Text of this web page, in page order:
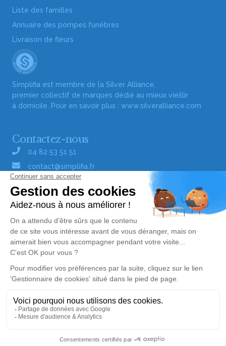
Alerte décès 62
Liste des familles
Annuaire des pompes funèbres
Livraison de fleurs
Simplifia est membre de la Silver Alliance,
premier collectif de marques dédié au mieux vieillir
à domicile. Pour en savoir plus : www.silveralliance.com
Contactez-nous
04 82 53 51 51
contact@simplifia.fr
Réseaux sociaux
Liens utiles
Publier un avis de décès
Signaler un abus/une erreur
Consultez nos offres d'emploi
Politique de traitement des données
Mentions légales